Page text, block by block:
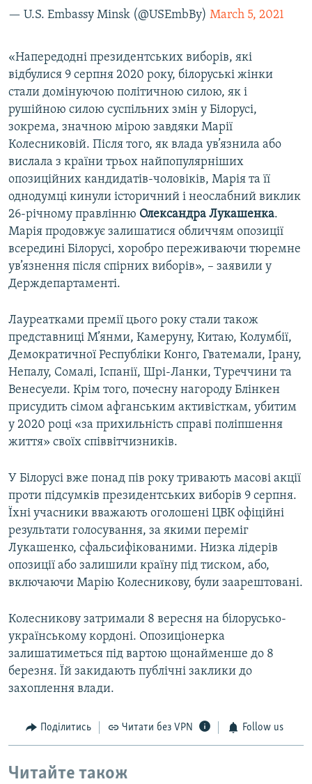
— U.S. Embassy Minsk (@USEmbBy) March 5, 2021
«Напередодні президентських виборів, які
відбулися 9 серпня 2020 року, білоруські жінки
стали домінуючою політичною силою, як і
рушійною силою суспільних змін у Білорусі,
зокрема, значною мірою завдяки Марії
Колесниковій. Після того, як влада ув’язнила або
вислала з країни трьох найпопулярніших
опозиційних кандидатів-чоловіків, Марія та її
однодумці кинули історичний і неослабний виклик
26-річному правлінню Олександра Лукашенка.
Марія продовжує залишатися обличчям опозиції
всередині Білорусі, хоробро переживаючи тюремне
ув’язнення після спірних виборів», – заявили у
Держдепартаменті.
Лауреатками премії цього року стали також
представниці М’янми, Камеруну, Китаю, Колумбії,
Демократичної Республіки Конго, Гватемали, Ірану,
Непалу, Сомалі, Іспанії, Шрі-Ланки, Туреччини та
Венесуели. Крім того, почесну нагороду Блінкен
присудить сімом афганським активісткам, убитим
у 2020 році «за прихильність справі поліпшення
життя» своїх співвітчизників.
У Білорусі вже понад пів року тривають масові акції
проти підсумків президентських виборів 9 серпня.
Їхні учасники вважають оголошені ЦВК офіційні
результати голосування, за якими переміг
Лукашенко, сфальсифікованими. Низка лідерів
опозиції або залишили країну під тиском, або,
включаючи Марію Колесникову, були заарештовані.
Колесникову затримали 8 вересня на білорусько-
українському кордоні. Опозиціонерка
залишатиметься під вартою щонайменше до 8
березня. Їй закидають публічні заклики до
захоплення влади.
Поділитись Читати без VPN Follow us
Читайте також